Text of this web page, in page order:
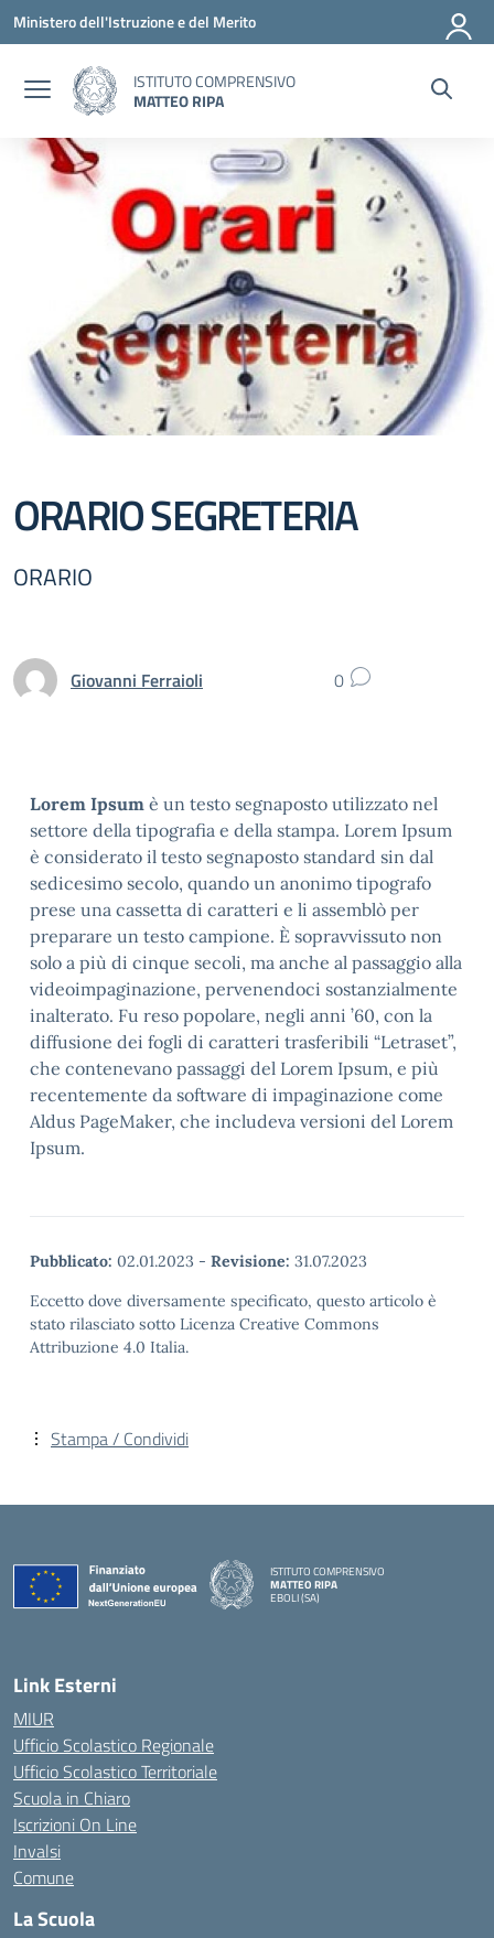
Vai ai contenuti
Vai al menu di navigazione
Vai al footer
Ministero dell'Istruzione e del Merito
ISTITUTO COMPRENSIVO
MATTEO RIPA
ORARIO SEGRETERIA
ORARIO
Giovanni Ferraioli 0
Lorem Ipsum è un testo segnaposto utilizzato nel
settore della tipografia e della stampa. Lorem Ipsum
è considerato il testo segnaposto standard sin dal
sedicesimo secolo, quando un anonimo tipografo
prese una cassetta di caratteri e li assemblò per
preparare un testo campione. È sopravvissuto non
solo a più di cinque secoli, ma anche al passaggio alla
videoimpaginazione, pervenendoci sostanzialmente
inalterato. Fu reso popolare, negli anni ’60, con la
diffusione dei fogli di caratteri trasferibili “Letraset”,
che contenevano passaggi del Lorem Ipsum, e più
recentemente da software di impaginazione come
Aldus PageMaker, che includeva versioni del Lorem
Ipsum.
Pubblicato: 02.01.2023 - Revisione: 31.07.2023
Eccetto dove diversamente specificato, questo articolo è
stato rilasciato sotto Licenza Creative Commons
Attribuzione 4.0 Italia.
Stampa / Condividi
ISTITUTO COMPRENSIVO
MATTEO RIPA
EBOLI (SA)
Link Esterni
MIUR
Ufficio Scolastico Regionale
Ufficio Scolastico Territoriale
Scuola in Chiaro
Iscrizioni On Line
Invalsi
Comune
La Scuola